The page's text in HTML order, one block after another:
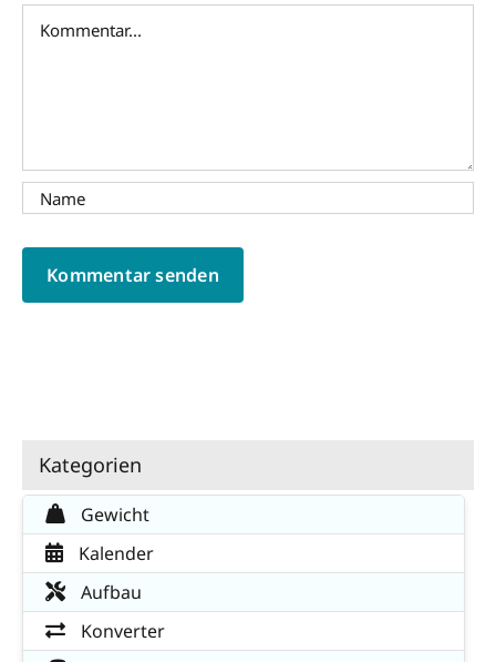
Kategorien
Gewicht
Kalender
Aufbau
Konverter